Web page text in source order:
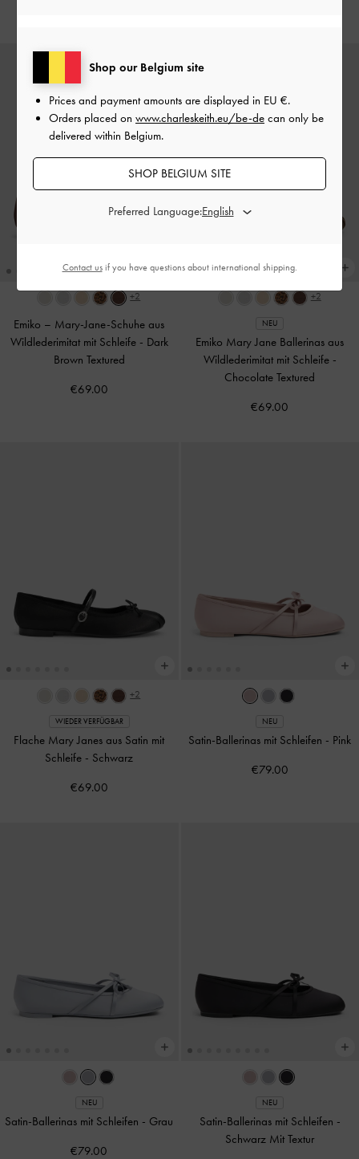
+2
Emiko – Mary-Jane-Schuhe aus
Wildlederimitat mit Schleife - Dark
Brown Textured
€69.00
+2
NEU
Emiko Mary Jane Ballerinas aus
Wildlederimitat mit Schleife -
Chocolate Textured
€69.00
+2
WIEDER VERFÜGBAR
Flache Mary Janes aus Satin mit
Schleife - Schwarz
€69.00
NEU
Satin-Ballerinas mit Schleifen - Pink
€79.00
NEU
Satin-Ballerinas mit Schleifen - Grau
€79.00
NEU
Satin-Ballerinas mit Schleifen -
Schwarz Mit Textur
Shop our Belgium site
Prices and payment amounts are displayed in EU €.
Orders placed on www.charleskeith.eu/be-de can only be
delivered within Belgium.
SHOP BELGIUM SITE
Preferred Language:
Contact usif you have questions about international shipping.